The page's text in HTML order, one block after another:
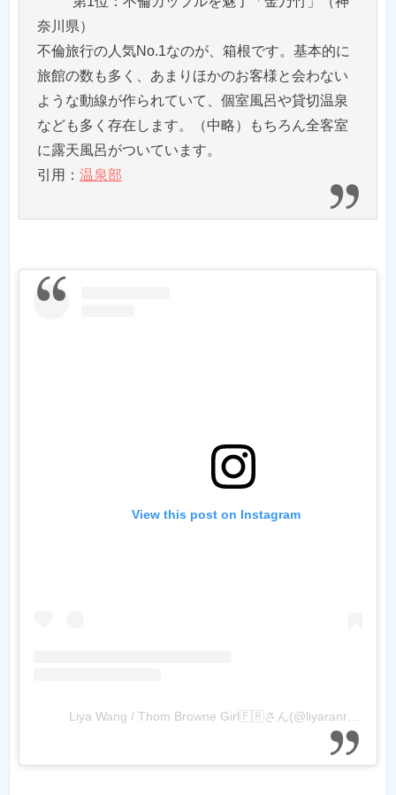
奈川県）
不倫旅行の人気No.1なのが、箱根です。基本的に
旅館の数も多く、あまりほかのお客様と会わない
ような動線が作られていて、個室風呂や貸切温泉
なども多く存在します。（中略）もちろん全客室
に露天風呂がついています。
引用： 温泉部
View this post on Instagram